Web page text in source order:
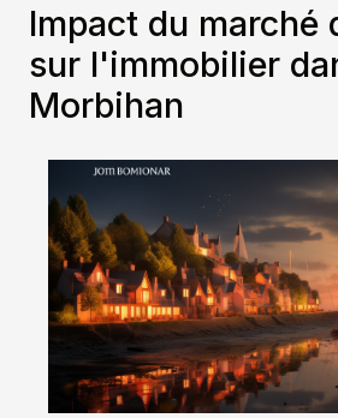
Impact du marché
sur l'immobilier
Morbihan